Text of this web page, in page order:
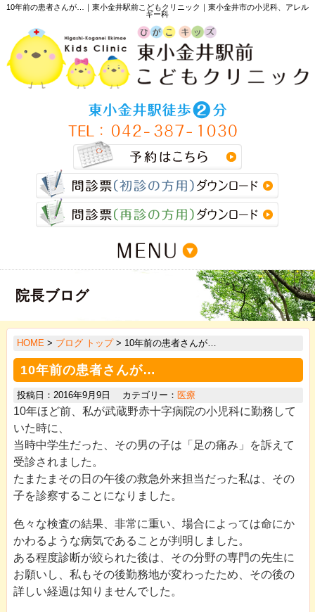
10年前の患者さんが…｜東小金井駅前こどもクリニック｜東小金井市の小児科、アレル
ギー科
>
>
>
院長ブログ
HOME > ブログ トップ> 10年前の患者さんが…
10年前の患者さんが…
投稿日：2016年9月9日 カテゴリー： 医療
10年ほど前、私が武蔵野赤十字病院の小児科に勤務して
いた時に、
当時中学生だった、その男の子は「足の痛み」を訴えて
受診されました。
たまたまその日の午後の救急外来担当だった私は、その
子を診察することになりました。
色々な検査の結果、非常に重い、場合によっては命にか
かわるような病気であることが判明しました。
ある程度診断が絞られた後は、その分野の専門の先生に
お願いし、私もその後勤務地が変わったため、その後の
詳しい経過は知りませんでした。